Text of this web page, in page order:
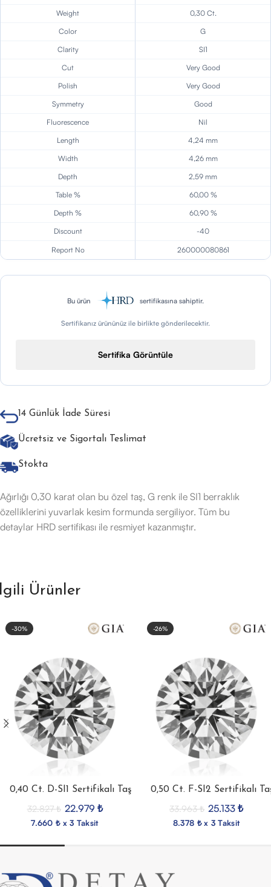
Weight
0,30 Ct.
Color
G
Clarity
SI1
Cut
Very Good
Polish
Very Good
Symmetry
Good
Fluorescence
Nil
Length
4,24 mm
Width
4,26 mm
Depth
2,59 mm
Table %
60,00 %
Depth %
60,90 %
Discount
-40
Report No 260000080861
Bu ürün sertifikasına sahiptir.
Sertifikanız ürününüz ile birlikte gönderilecektir.
Sertifika Görüntüle
14 Günlük İade Süresi
Ücretsiz ve Sigortalı Teslimat
Stokta
Ağırlığı 0,30 karat olan bu özel taş, G renk ile SI1 berraklık
özelliklerini yuvarlak kesim formunda sergiliyor. Tüm bu
detaylar HRD sertifikası ile resmiyet kazanmıştır.
Ürünler
-30%
0,40 Ct. D-SI1 Sertifikalı Taş
32.827₺ 22.979 ₺
7.660 ₺ x 3 Taksit
-26%
0,50 Ct. F-SI2 Sertifikalı
33.963₺ 25.133 ₺
8.378 ₺ x 3 Taksit